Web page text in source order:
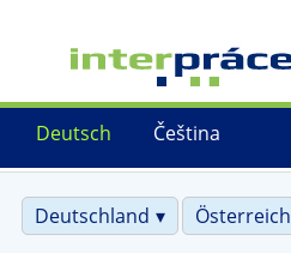
Čeština
Deutsch
Tschechien
Deutschland
Österreich